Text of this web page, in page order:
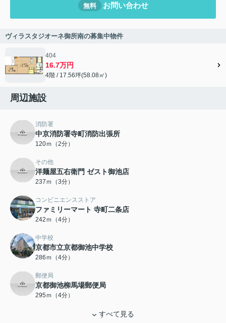
無料 お問い合わせ
ヴィラスタジオーネ御所南の募集中物件
404
16.7万円
4階 / 17.56坪(58.08㎡)
周辺施設
消防署
中京消防署寺町消防出張所
120ｍ（2分）
その他
洋麺屋五右衛門 ゼスト御池店
237ｍ（3分）
コンビニエンスストア
ファミリーマート 寺町二条店
242ｍ（4分）
中学校
京都市立京都御池中学校
286ｍ（4分）
郵便局
京都御池柳馬場郵便局
295ｍ（4分）
すべて見る